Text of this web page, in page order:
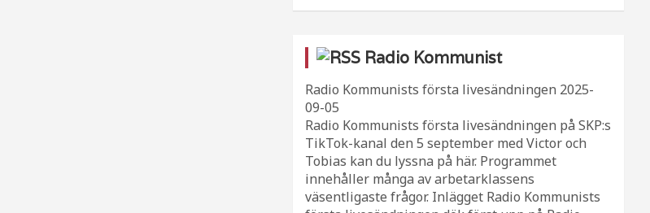
Radio Kommunist
Radio Kommunists första livesändningen 2025-
09-05
Radio Kommunists första livesändningen på SKP:s
TikTok-kanal den 5 september med Victor och
Tobias kan du lyssna på här. Programmet
innehåller många av arbetarklassens
väsentligaste frågor. Inlägget Radio Kommunists